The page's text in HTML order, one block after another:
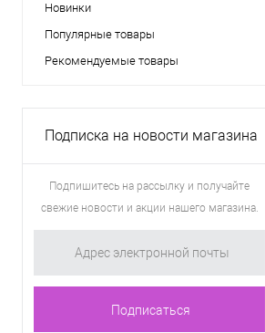
Новинки
Популярные товары
Рекомендуемые товары
Подписка на новости магазина
Подпишитесь на рассылку и получайте
свежие новости и акции нашего магазина.